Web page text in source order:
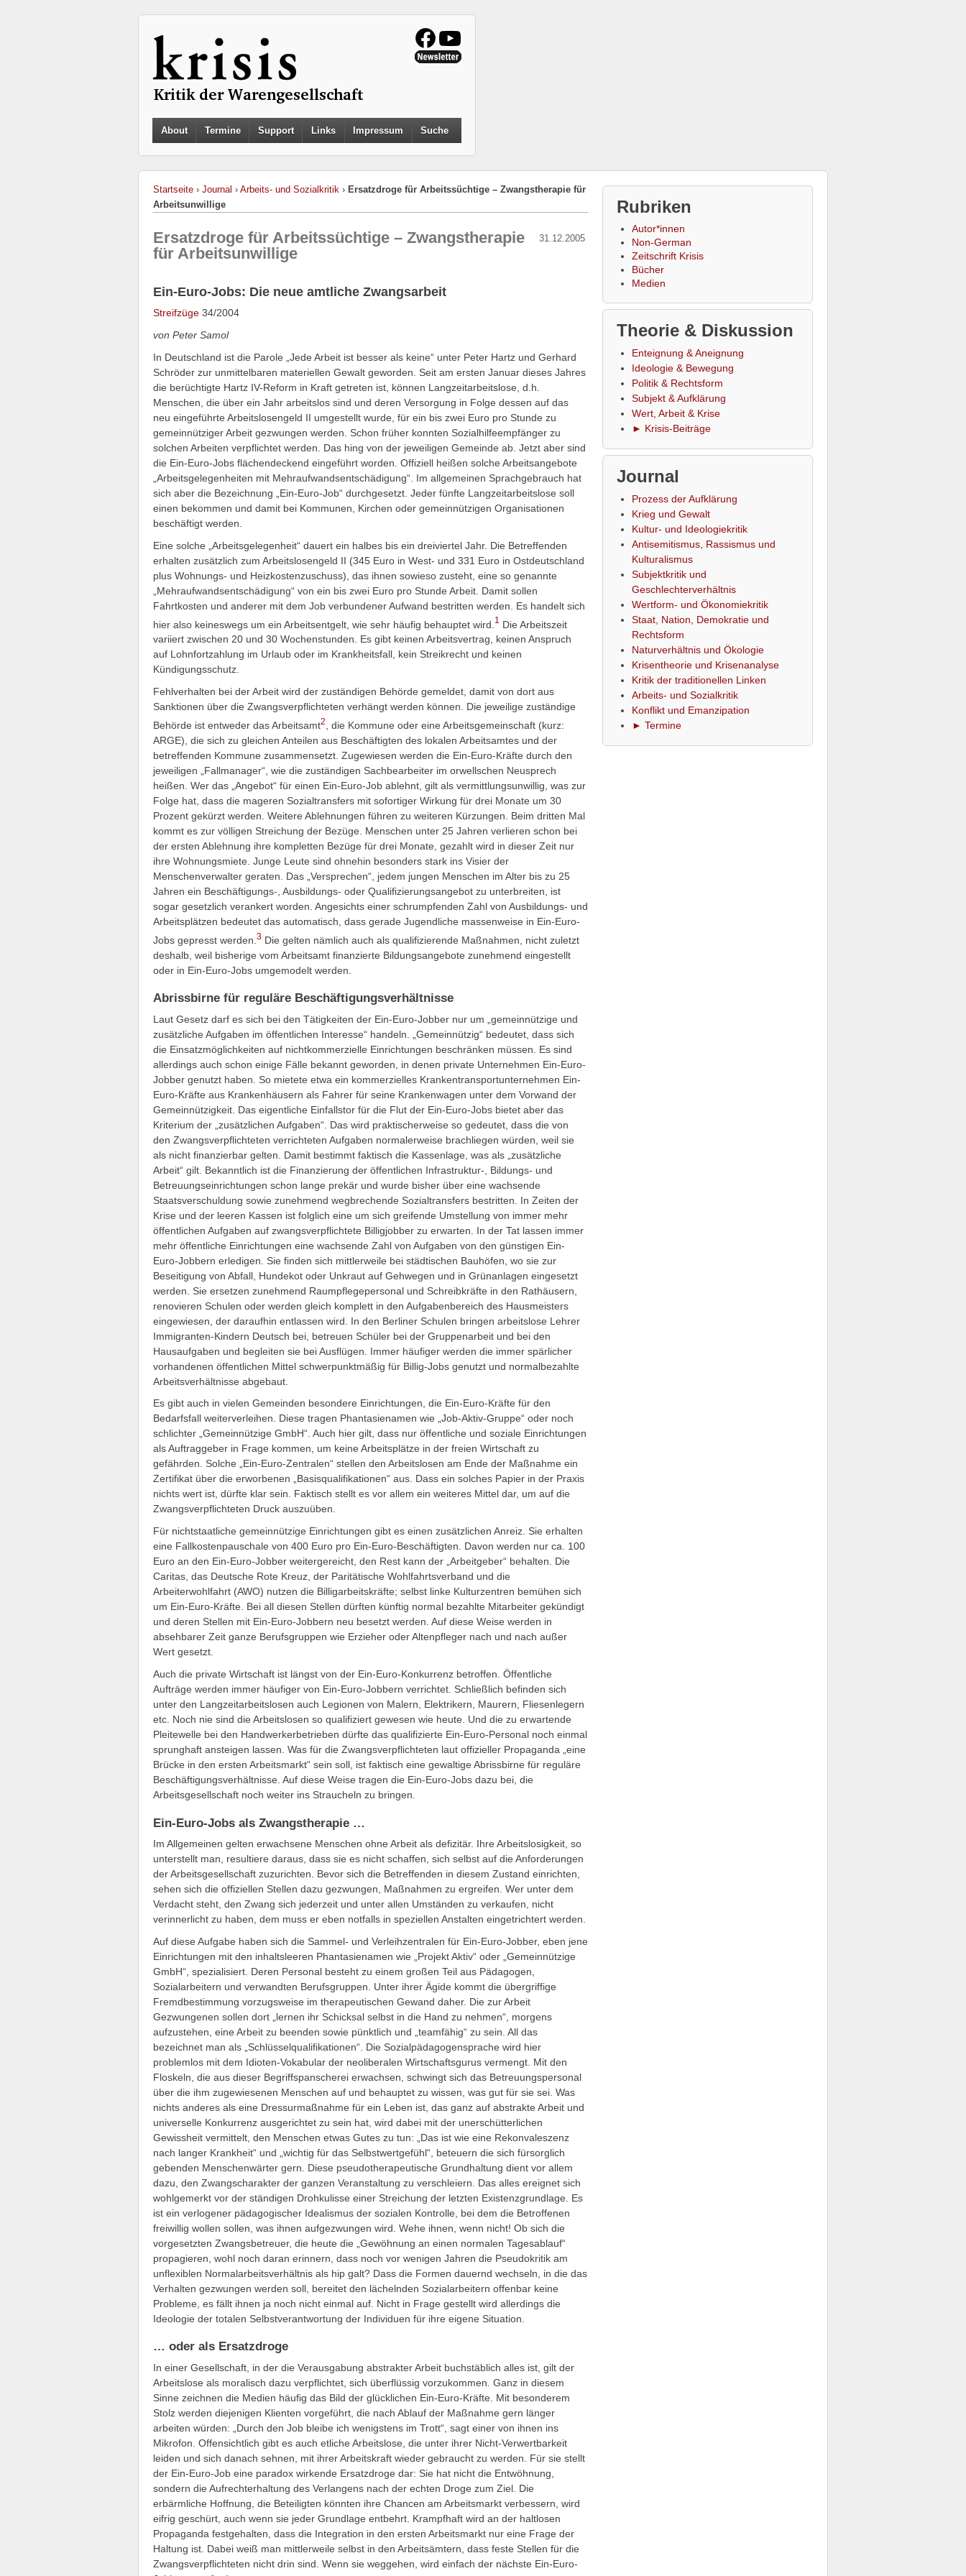
About Termine Support Links Impressum Suche
Startseite › Journal › Arbeits- und Sozialkritik › Ersatzdroge für Arbeitssüchtige – Zwangstherapie für
Arbeitsunwillige
31.12.2005
Ersatzdroge für Arbeitssüchtige – Zwangstherapie
für Arbeitsunwillige
Ein-Euro-Jobs: Die neue amtliche Zwangsarbeit
Streifzüge 34/2004
von Peter Samol
In Deutschland ist die Parole „Jede Arbeit ist besser als keine“ unter Peter Hartz und Gerhard
Schröder zur unmittelbaren materiellen Gewalt geworden. Seit am ersten Januar dieses Jahres
die berüchtigte Hartz IV-Reform in Kraft getreten ist, können Langzeitarbeitslose, d.h.
Menschen, die über ein Jahr arbeitslos sind und deren Versorgung in Folge dessen auf das
neu eingeführte Arbeitslosengeld II umgestellt wurde, für ein bis zwei Euro pro Stunde zu
gemeinnütziger Arbeit gezwungen werden. Schon früher konnten Sozialhilfeempfänger zu
solchen Arbeiten verpflichtet werden. Das hing von der jeweiligen Gemeinde ab. Jetzt aber sind
die Ein-Euro-Jobs flächendeckend eingeführt worden. Offiziell heißen solche Arbeitsangebote
„Arbeitsgelegenheiten mit Mehraufwandsentschädigung“. Im allgemeinen Sprachgebrauch hat
sich aber die Bezeichnung „Ein-Euro-Job“ durchgesetzt. Jeder fünfte Langzeitarbeitslose soll
einen bekommen und damit bei Kommunen, Kirchen oder gemeinnützigen Organisationen
beschäftigt werden.
Eine solche „Arbeitsgelegenheit“ dauert ein halbes bis ein dreiviertel Jahr. Die Betreffenden
erhalten zusätzlich zum Arbeitslosengeld II (345 Euro in West- und 331 Euro in Ostdeutschland
plus Wohnungs- und Heizkostenzuschuss), das ihnen sowieso zusteht, eine so genannte
„Mehraufwandsentschädigung“ von ein bis zwei Euro pro Stunde Arbeit. Damit sollen
Fahrtkosten und anderer mit dem Job verbundener Aufwand bestritten werden. Es handelt sich
hier also keineswegs um ein Arbeitsentgelt, wie sehr häufig behauptet wird. 1 Die Arbeitszeit
variiert zwischen 20 und 30 Wochenstunden. Es gibt keinen Arbeitsvertrag, keinen Anspruch
auf Lohnfortzahlung im Urlaub oder im Krankheitsfall, kein Streikrecht und keinen
Kündigungsschutz.
Fehlverhalten bei der Arbeit wird der zuständigen Behörde gemeldet, damit von dort aus
Sanktionen über die Zwangsverpflichteten verhängt werden können. Die jeweilige zuständige
Behörde ist entweder das Arbeitsamt2
, die Kommune oder eine Arbeitsgemeinschaft (kurz:
ARGE), die sich zu gleichen Anteilen aus Beschäftigten des lokalen Arbeitsamtes und der
betreffenden Kommune zusammensetzt. Zugewiesen werden die Ein-Euro-Kräfte durch den
jeweiligen „Fallmanager“, wie die zuständigen Sachbearbeiter im orwellschen Neusprech
heißen. Wer das „Angebot“ für einen Ein-Euro-Job ablehnt, gilt als vermittlungsunwillig, was zur
Folge hat, dass die mageren Sozialtransfers mit sofortiger Wirkung für drei Monate um 30
Prozent gekürzt werden. Weitere Ablehnungen führen zu weiteren Kürzungen. Beim dritten Mal
kommt es zur völligen Streichung der Bezüge. Menschen unter 25 Jahren verlieren schon bei
der ersten Ablehnung ihre kompletten Bezüge für drei Monate, gezahlt wird in dieser Zeit nur
ihre Wohnungsmiete. Junge Leute sind ohnehin besonders stark ins Visier der
Menschenverwalter geraten. Das „Versprechen“, jedem jungen Menschen im Alter bis zu 25
Jahren ein Beschäftigungs-, Ausbildungs- oder Qualifizierungsangebot zu unterbreiten, ist
sogar gesetzlich verankert worden. Angesichts einer schrumpfenden Zahl von Ausbildungs- und
Arbeitsplätzen bedeutet das automatisch, dass gerade Jugendliche massenweise in Ein-Euro-
Jobs gepresst werden. 3 Die gelten nämlich auch als qualifizierende Maßnahmen, nicht zuletzt
deshalb, weil bisherige vom Arbeitsamt finanzierte Bildungsangebote zunehmend eingestellt
oder in Ein-Euro-Jobs umgemodelt werden.
Abrissbirne für reguläre Beschäftigungsverhältnisse
Laut Gesetz darf es sich bei den Tätigkeiten der Ein-Euro-Jobber nur um „gemeinnützige und
zusätzliche Aufgaben im öffentlichen Interesse“ handeln. „Gemeinnützig“ bedeutet, dass sich
die Einsatzmöglichkeiten auf nichtkommerzielle Einrichtungen beschränken müssen. Es sind
allerdings auch schon einige Fälle bekannt geworden, in denen private Unternehmen Ein-Euro-
Jobber genutzt haben. So mietete etwa ein kommerzielles Krankentransportunternehmen Ein-
Euro-Kräfte aus Krankenhäusern als Fahrer für seine Krankenwagen unter dem Vorwand der
Gemeinnützigkeit. Das eigentliche Einfallstor für die Flut der Ein-Euro-Jobs bietet aber das
Kriterium der „zusätzlichen Aufgaben“. Das wird praktischerweise so gedeutet, dass die von
den Zwangsverpflichteten verrichteten Aufgaben normalerweise brachliegen würden, weil sie
als nicht finanzierbar gelten. Damit bestimmt faktisch die Kassenlage, was als „zusätzliche
Arbeit“ gilt. Bekanntlich ist die Finanzierung der öffentlichen Infrastruktur-, Bildungs- und
Betreuungseinrichtungen schon lange prekär und wurde bisher über eine wachsende
Staatsverschuldung sowie zunehmend wegbrechende Sozialtransfers bestritten. In Zeiten der
Krise und der leeren Kassen ist folglich eine um sich greifende Umstellung von immer mehr
öffentlichen Aufgaben auf zwangsverpflichtete Billigjobber zu erwarten. In der Tat lassen immer
mehr öffentliche Einrichtungen eine wachsende Zahl von Aufgaben von den günstigen Ein-
Euro-Jobbern erledigen. Sie finden sich mittlerweile bei städtischen Bauhöfen, wo sie zur
Beseitigung von Abfall, Hundekot oder Unkraut auf Gehwegen und in Grünanlagen eingesetzt
werden. Sie ersetzen zunehmend Raumpflegepersonal und Schreibkräfte in den Rathäusern,
renovieren Schulen oder werden gleich komplett in den Aufgabenbereich des Hausmeisters
eingewiesen, der daraufhin entlassen wird. In den Berliner Schulen bringen arbeitslose Lehrer
Immigranten-Kindern Deutsch bei, betreuen Schüler bei der Gruppenarbeit und bei den
Hausaufgaben und begleiten sie bei Ausflügen. Immer häufiger werden die immer spärlicher
vorhandenen öffentlichen Mittel schwerpunktmäßig für Billig-Jobs genutzt und normalbezahlte
Arbeitsverhältnisse abgebaut.
Es gibt auch in vielen Gemeinden besondere Einrichtungen, die Ein-Euro-Kräfte für den
Bedarfsfall weiterverleihen. Diese tragen Phantasienamen wie „Job-Aktiv-Gruppe“ oder noch
schlichter „Gemeinnützige GmbH“. Auch hier gilt, dass nur öffentliche und soziale Einrichtungen
als Auftraggeber in Frage kommen, um keine Arbeitsplätze in der freien Wirtschaft zu
gefährden. Solche „Ein-Euro-Zentralen“ stellen den Arbeitslosen am Ende der Maßnahme ein
Zertifikat über die erworbenen „Basisqualifikationen“ aus. Dass ein solches Papier in der Praxis
nichts wert ist, dürfte klar sein. Faktisch stellt es vor allem ein weiteres Mittel dar, um auf die
Zwangsverpflichteten Druck auszuüben.
Für nichtstaatliche gemeinnützige Einrichtungen gibt es einen zusätzlichen Anreiz. Sie erhalten
eine Fallkostenpauschale von 400 Euro pro Ein-Euro-Beschäftigten. Davon werden nur ca. 100
Euro an den Ein-Euro-Jobber weitergereicht, den Rest kann der „Arbeitgeber“ behalten. Die
Caritas, das Deutsche Rote Kreuz, der Paritätische Wohlfahrtsverband und die
Arbeiterwohlfahrt (AWO) nutzen die Billigarbeitskräfte; selbst linke Kulturzentren bemühen sich
um Ein-Euro-Kräfte. Bei all diesen Stellen dürften künftig normal bezahlte Mitarbeiter gekündigt
und deren Stellen mit Ein-Euro-Jobbern neu besetzt werden. Auf diese Weise werden in
absehbarer Zeit ganze Berufsgruppen wie Erzieher oder Altenpfleger nach und nach außer
Wert gesetzt.
Auch die private Wirtschaft ist längst von der Ein-Euro-Konkurrenz betroffen. Öffentliche
Aufträge werden immer häufiger von Ein-Euro-Jobbern verrichtet. Schließlich befinden sich
unter den Langzeitarbeitslosen auch Legionen von Malern, Elektrikern, Maurern, Fliesenlegern
etc. Noch nie sind die Arbeitslosen so qualifiziert gewesen wie heute. Und die zu erwartende
Pleitewelle bei den Handwerkerbetrieben dürfte das qualifizierte Ein-Euro-Personal noch einmal
sprunghaft ansteigen lassen. Was für die Zwangsverpflichteten laut offizieller Propaganda „eine
Brücke in den ersten Arbeitsmarkt“ sein soll, ist faktisch eine gewaltige Abrissbirne für reguläre
Beschäftigungsverhältnisse. Auf diese Weise tragen die Ein-Euro-Jobs dazu bei, die
Arbeitsgesellschaft noch weiter ins Straucheln zu bringen.
Ein-Euro-Jobs als Zwangstherapie …
Im Allgemeinen gelten erwachsene Menschen ohne Arbeit als defizitär. Ihre Arbeitslosigkeit, so
unterstellt man, resultiere daraus, dass sie es nicht schaffen, sich selbst auf die Anforderungen
der Arbeitsgesellschaft zuzurichten. Bevor sich die Betreffenden in diesem Zustand einrichten,
sehen sich die offiziellen Stellen dazu gezwungen, Maßnahmen zu ergreifen. Wer unter dem
Verdacht steht, den Zwang sich jederzeit und unter allen Umständen zu verkaufen, nicht
verinnerlicht zu haben, dem muss er eben notfalls in speziellen Anstalten eingetrichtert werden.
Auf diese Aufgabe haben sich die Sammel- und Verleihzentralen für Ein-Euro-Jobber, eben jene
Einrichtungen mit den inhaltsleeren Phantasienamen wie „Projekt Aktiv“ oder „Gemeinnützige
GmbH“, spezialisiert. Deren Personal besteht zu einem großen Teil aus Pädagogen,
Sozialarbeitern und verwandten Berufsgruppen. Unter ihrer Ägide kommt die übergriffige
Fremdbestimmung vorzugsweise im therapeutischen Gewand daher. Die zur Arbeit
Gezwungenen sollen dort „lernen ihr Schicksal selbst in die Hand zu nehmen“, morgens
aufzustehen, eine Arbeit zu beenden sowie pünktlich und „teamfähig“ zu sein. All das
bezeichnet man als „Schlüsselqualifikationen“. Die Sozialpädagogensprache wird hier
problemlos mit dem Idioten-Vokabular der neoliberalen Wirtschaftsgurus vermengt. Mit den
Floskeln, die aus dieser Begriffspanscherei erwachsen, schwingt sich das Betreuungspersonal
über die ihm zugewiesenen Menschen auf und behauptet zu wissen, was gut für sie sei. Was
nichts anderes als eine Dressurmaßnahme für ein Leben ist, das ganz auf abstrakte Arbeit und
universelle Konkurrenz ausgerichtet zu sein hat, wird dabei mit der unerschütterlichen
Gewissheit vermittelt, den Menschen etwas Gutes zu tun: „Das ist wie eine Rekonvaleszenz
nach langer Krankheit“ und „wichtig für das Selbstwertgefühl“, beteuern die sich fürsorglich
gebenden Menschenwärter gern. Diese pseudotherapeutische Grundhaltung dient vor allem
dazu, den Zwangscharakter der ganzen Veranstaltung zu verschleiern. Das alles ereignet sich
wohlgemerkt vor der ständigen Drohkulisse einer Streichung der letzten Existenzgrundlage. Es
ist ein verlogener pädagogischer Idealismus der sozialen Kontrolle, bei dem die Betroffenen
freiwillig wollen sollen, was ihnen aufgezwungen wird. Wehe ihnen, wenn nicht! Ob sich die
vorgesetzten Zwangsbetreuer, die heute die „Gewöhnung an einen normalen Tagesablauf“
propagieren, wohl noch daran erinnern, dass noch vor wenigen Jahren die Pseudokritik am
unflexiblen Normalarbeitsverhältnis als hip galt? Dass die Formen dauernd wechseln, in die das
Verhalten gezwungen werden soll, bereitet den lächelnden Sozialarbeitern offenbar keine
Probleme, es fällt ihnen ja noch nicht einmal auf. Nicht in Frage gestellt wird allerdings die
Ideologie der totalen Selbstverantwortung der Individuen für ihre eigene Situation.
… oder als Ersatzdroge
In einer Gesellschaft, in der die Verausgabung abstrakter Arbeit buchstäblich alles ist, gilt der
Arbeitslose als moralisch dazu verpflichtet, sich überflüssig vorzukommen. Ganz in diesem
Sinne zeichnen die Medien häufig das Bild der glücklichen Ein-Euro-Kräfte. Mit besonderem
Stolz werden diejenigen Klienten vorgeführt, die nach Ablauf der Maßnahme gern länger
arbeiten würden: „Durch den Job bleibe ich wenigstens im Trott“, sagt einer von ihnen ins
Mikrofon. Offensichtlich gibt es auch etliche Arbeitslose, die unter ihrer Nicht-Verwertbarkeit
leiden und sich danach sehnen, mit ihrer Arbeitskraft wieder gebraucht zu werden. Für sie stellt
der Ein-Euro-Job eine paradox wirkende Ersatzdroge dar: Sie hat nicht die Entwöhnung,
sondern die Aufrechterhaltung des Verlangens nach der echten Droge zum Ziel. Die
erbärmliche Hoffnung, die Beteiligten könnten ihre Chancen am Arbeitsmarkt verbessern, wird
eifrig geschürt, auch wenn sie jeder Grundlage entbehrt. Krampfhaft wird an der haltlosen
Propaganda festgehalten, dass die Integration in den ersten Arbeitsmarkt nur eine Frage der
Haltung ist. Dabei weiß man mittlerweile selbst in den Arbeitsämtern, dass feste Stellen für die
Zwangsverpflichteten nicht drin sind. Wenn sie weggehen, wird einfach der nächste Ein-Euro-
Rubriken
Autor*innen
Non-German
Zeitschrift Krisis
Bücher
Medien
Theorie & Diskussion
Enteignung & Aneignung
Ideologie & Bewegung
Politik & Rechtsform
Subjekt & Aufklärung
Wert, Arbeit & Krise
► Krisis-Beiträge
Journal
Prozess der Aufklärung
Krieg und Gewalt
Kultur- und Ideologiekritik
Antisemitismus, Rassismus und
Kulturalismus
Subjektkritik und
Geschlechterverhältnis
Wertform- und Ökonomiekritik
Staat, Nation, Demokratie und
Rechtsform
Naturverhältnis und Ökologie
Krisentheorie und Krisenanalyse
Kritik der traditionellen Linken
Arbeits- und Sozialkritik
Konflikt und Emanzipation
► Termine